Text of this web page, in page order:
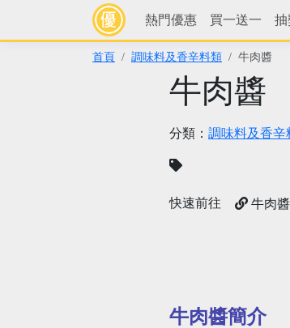
熱門優惠 買一送一 抽
首頁 調味料及香辛料類 牛肉醬
牛肉醬
分類： 調味料及香辛
快速前往 牛肉
牛肉醬簡介